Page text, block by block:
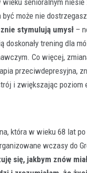
może nie
stymulują umysł –
doskonały trening dla
Co więcej,
przeciwdepresyjna,
i zwiększając poziom
która w wieku 68 lat
wczasy do
się, jakbym znów